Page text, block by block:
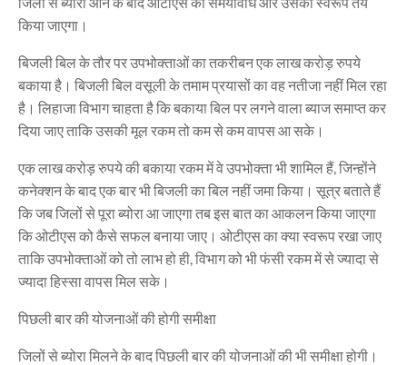
किया जाएगा।
बिजली बिल के तौर पर उपभोक्ताओं का तकरीबन एक लाख करोड़ रुपये
बकाया है। बिजली बिल वसूली के तमाम प्रयासों का वह नतीजा नहीं मिल रहा
है। लिहाजा विभाग चाहता है कि बकाया बिल पर लगने वाला ब्याज समाप्त कर
दिया जाए ताकि उसकी मूल रकम तो कम से कम वापस आ सके।
एक लाख करोड़ रुपये की बकाया रकम में वे उपभोक्ता भी शामिल हैं, जिन्होंने
कनेक्शन के बाद एक बार भी बिजली का बिल नहीं जमा किया। सूत्र बताते हैं
कि जब जिलों से पूरा ब्योरा आ जाएगा तब इस बात का आकलन किया जाएगा
कि ओटीएस को कैसे सफल बनाया जाए। ओटीएस का क्या स्वरूप रखा जाए
ताकि उपभोक्ताओं को तो लाभ हो ही, विभाग को भी फंसी रकम में से ज्यादा से
ज्यादा हिस्सा वापस मिल सके।
पिछली बार की योजनाओं की होगी समीक्षा
जिलों से ब्योरा मिलने के बाद पिछली बार की योजनाओं की भी समीक्षा होगी।